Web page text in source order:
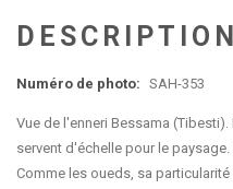
DESCRIPTION
Numéro de photo: SAH-353
Vue de l'enneri Bessama
servent d'échelle pour le paysage.
Comme les oueds, sa